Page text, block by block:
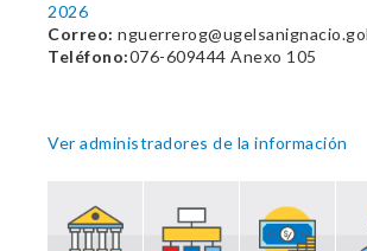
2026
Correo:
Teléfono:076-609444 Anexo 105
Ver administradores de la información